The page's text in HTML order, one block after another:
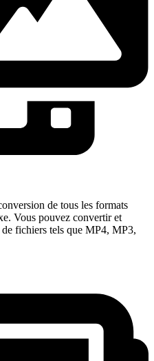
de tous les formats
Vous pouvez convertir et
fichiers tels que MP4, MP3,